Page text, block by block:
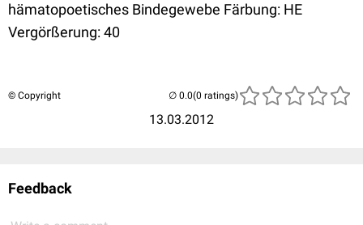
hämatopoetisches Bindegewebe Färbung: HE
Vergörßerung: 40
© Copyright
13.03.2012
(0 ratings)
Feedback